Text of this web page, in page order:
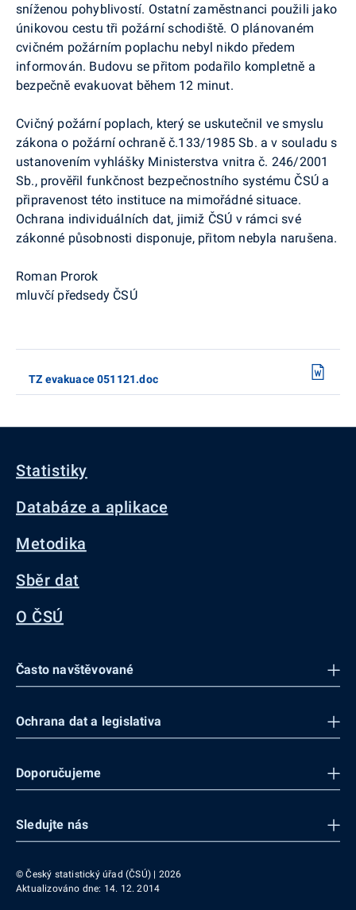
sníženou pohyblivostí. Ostatní zaměstnanci použili jako
únikovou cestu tři požární schodiště. O plánovaném
cvičném požárním poplachu nebyl nikdo předem
informován. Budovu se přitom podařilo kompletně a
bezpečně evakuovat během 12 minut.
Cvičný požární poplach, který se uskutečnil ve smyslu
zákona o požární ochraně č.133/1985 Sb. a v souladu s
ustanovením vyhlášky Ministerstva vnitra č. 246/2001
Sb., prověřil funkčnost bezpečnostního systému ČSÚ a
připravenost této instituce na mimořádné situace.
Ochrana individuálních dat, jimiž ČSÚ v rámci své
zákonné působnosti disponuje, přitom nebyla narušena.
Roman Prorok
mluvčí předsedy ČSÚ
TZ evakuace 051121.doc
Statistiky
Databáze a aplikace
Metodika
Sběr dat
O ČSÚ
Často navštěvované
Ochrana dat a legislativa
Doporučujeme
Sledujte nás
© Český statistický úřad (ČSÚ) | 2026
Aktualizováno dne: 14. 12. 2014